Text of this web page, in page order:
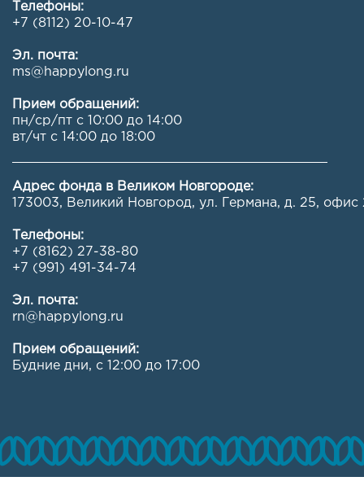
Телефоны:
+7 (8112) 20-10-47
Эл. почта:
ms@happylong.ru
Прием обращений:
пн/ср/пт с 10:00 до 14:00
вт/чт с 14:00 до 18:00
Адрес фонда в Великом Новгороде:
173003, Великий Новгород, ул. Германа, д. 25, офис
Телефоны:
+7 (8162) 27-38-80
+7 (991) 491-34-74
Эл. почта:
rn@happylong.ru
Прием обращений:
Будние дни, с 12:00 до 17:00